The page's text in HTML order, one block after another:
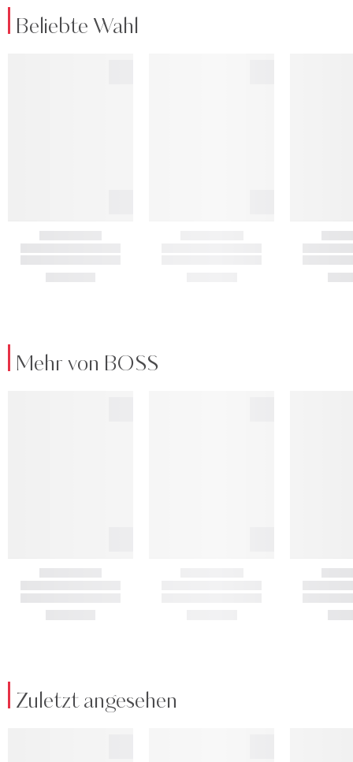
Beliebte Wahl
Mehr von BOSS
Zuletzt angesehen